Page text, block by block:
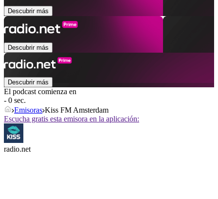
Descubrir más
Descubrir más
Descubrir más
El podcast comienza en
- 0 sec.
Emisoras Kiss FM Amsterdam
Escucha gratis esta emisora en la aplicación:
radio.net